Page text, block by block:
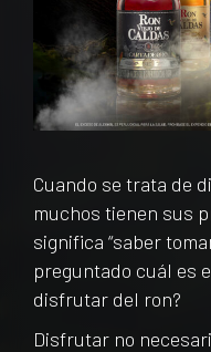
Cuando se trata de
muchos tienen sus
significa “saber
preguntado cuál es
disfrutar del ron?
Disfrutar no